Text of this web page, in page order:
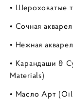
• Шероховатые
• Сочная
• Нежная
• Карандаши &
Materials)
• Масло Арт